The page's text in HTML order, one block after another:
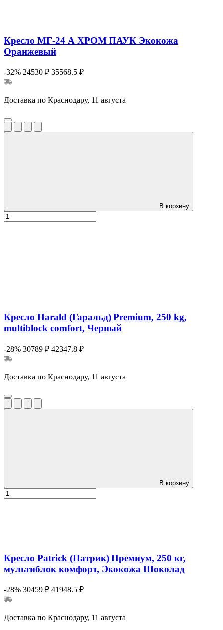
Кресло МГ-24 А ХРОМ ПАУК Экокожа
Оранжевый
-32% 24530 ₽ 35568.5 ₽
Доставка по Краснодару, 11 августа
В корзину
Кресло Harald (Гаральд) Premium, 250 kg,
multiblock comfort, Черный
-28% 30789 ₽ 42347.8 ₽
Доставка по Краснодару, 11 августа
В корзину
Кресло Patrick (Патрик) Премиум, 250 кг,
мультиблок комфорт, Экокожа Шоколад
-28% 30459 ₽ 41948.5 ₽
Доставка по Краснодару, 11 августа